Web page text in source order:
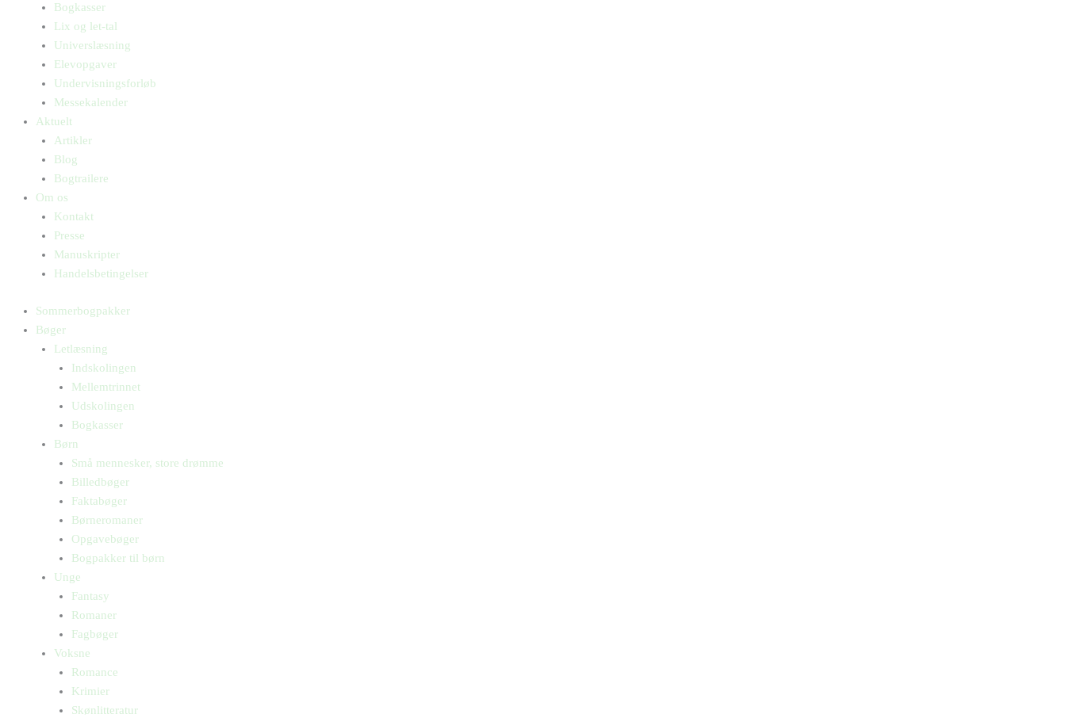
Bogkasser
Lix og let-tal
Universlæsning
Elevopgaver
Undervisningsforløb
Messekalender
Aktuelt
Artikler
Blog
Bogtrailere
Om os
Kontakt
Presse
Manuskripter
Handelsbetingelser
Sommerbogpakker
Bøger
Letlæsning
Indskolingen
Mellemtrinnet
Udskolingen
Bogkasser
Børn
Små mennesker, store drømme
Billedbøger
Faktabøger
Børneromaner
Opgavebøger
Bogpakker til børn
Unge
Fantasy
Romaner
Fagbøger
Voksne
Romance
Krimier
Skønlitteratur